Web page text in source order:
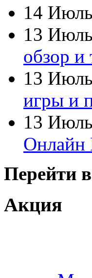
Firtech
Flyper
Foxconn
Fujitsu
G-cube
Gelezka
Gembird
Gemix
Gigabyte
14
13
обзор и
13
игры и
13
Онлайн
Перейти
Акция